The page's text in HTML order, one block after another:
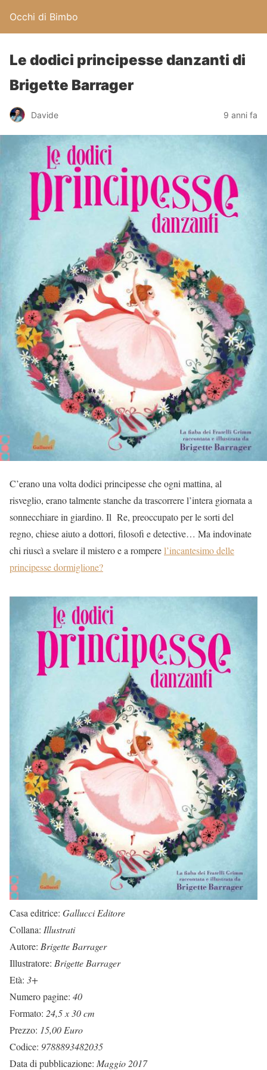
Occhi di Bimbo
Le dodici principesse danzanti di
Brigette Barrager
Davide 9 anni fa
C’erano una volta dodici principesse che ogni mattina, al
risveglio, erano talmente stanche da trascorrere l’intera giornata a
sonnecchiare in giardino. Il Re, preoccupato per le sorti del
regno, chiese aiuto a dottori, filosofi e detective… Ma indovinate
chi riuscì a svelare il mistero e a romperel’incantesimo delle
principesse dormiglione?
Casa editrice: Gallucci Editore
Collana: Illustrati
Autore: Brigette Barrager
Illustratore: Brigette Barrager
Età: 3+
Numero pagine: 40
Formato: 24,5 x 30 cm
Prezzo: 15,00 Euro
Codice: 9788893482035
Data di pubblicazione: Maggio 2017